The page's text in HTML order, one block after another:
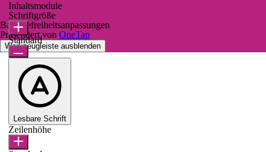
Barrierefreiheitsanpassungen
Präsentiert von OneTap
Werkzeugleiste ausblenden
Inhaltsmodule
Schriftgröße
Standard
Lesbare Schrift
Zeilenhöhe